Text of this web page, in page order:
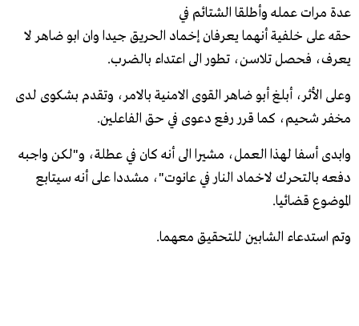
عدة مرات عمله وأطلقا الشتائم في
حقه على خلفية أنهما يعرفان إخماد الحريق جيدا وان ابو ضاهر لا
يعرف، فحصل تلاسن، تطور الى اعتداء بالضرب.
وعلى الأثر، أبلغ أبو ضاهر القوى الامنية بالامر، وتقدم بشكوى لدى
مخفر شحيم، كما قرر رفع دعوى في حق الفاعلين.
وابدى أسفا لهذا العمل، مشيرا الى أنه كان في عطلة، و"لكن واجبه
دفعه بالتحرك لاخماد النار في عانوت"، مشددا على أنه سيتابع
الموضوع قضائيا.
وتم استدعاء الشابين للتحقيق معهما.